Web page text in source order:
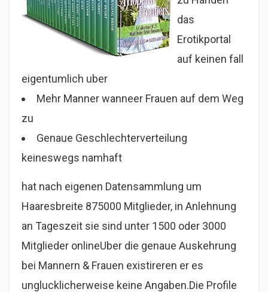
das
Erotikportal
auf keinen fall
eigentumlich uber
Mehr Manner wanneer Frauen auf dem Weg
zu
Genaue Geschlechterverteilung
keineswegs namhaft
hat nach eigenen Datensammlung um
Haaresbreite 875000 Mitglieder, in Anlehnung
an Tageszeit sie sind unter 1500 oder 3000
Mitglieder onlineUber die genaue Auskehrung
bei Mannern & Frauen existireren er es
unglucklicherweise keine Angaben.Die Profile